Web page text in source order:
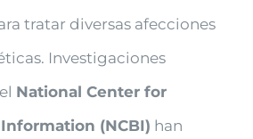
tratar diversas afecciones
Investigaciones
National Center for
(NCBI) han